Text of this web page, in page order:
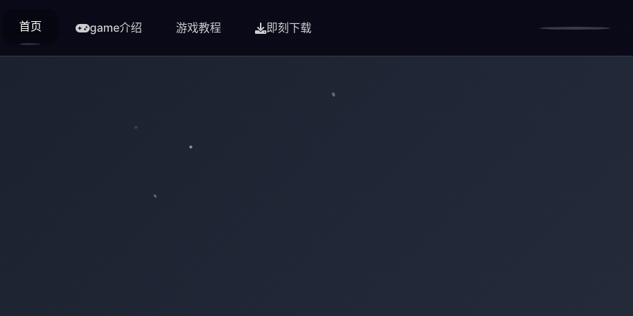
首页 game介绍 游戏教程 即刻下载